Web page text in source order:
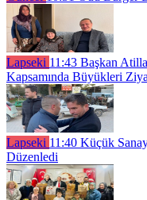
Lapseki 11:43 Başkan Atilla
Kapsamında Büyükleri
Lapseki 11:40 Küçük
Düzenledi